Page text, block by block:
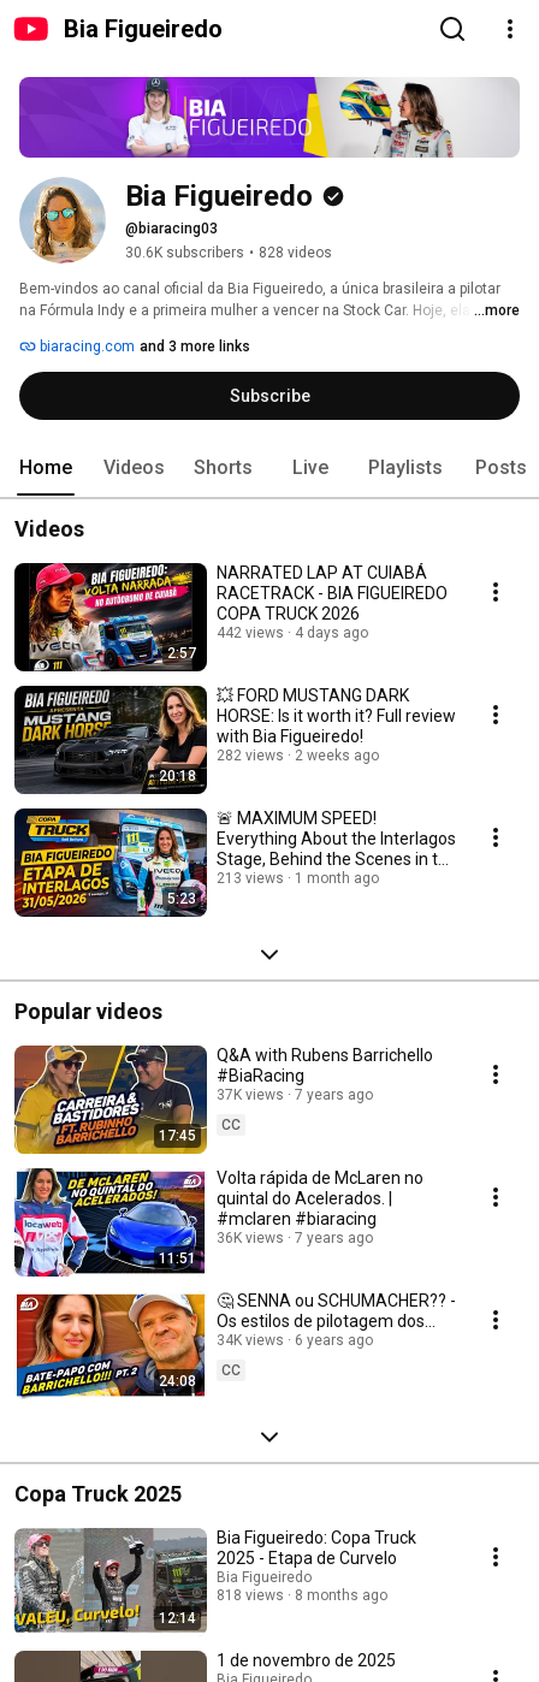
Bia Figueiredo
Bia Figueiredo
@biaracing03
30.6K subscribers • 828 videos
Bem-vindos ao canal oficial da Bia Figueiredo, a única brasileira a pilotar
na Fórmula Indy e a primeira mulher a vencer na Stock Car. Hoje, ela
os bastidores, desafios e curiosidades da sua carreira no automobilismo.
...more
biaracing.com and 3 more links
Subscribe
Home Videos Shorts Live Playlists Posts
Videos
2:57
NARRATED LAP AT CUIABÁ
RACETRACK - BIA FIGUEIREDO
COPA TRUCK 2026
442 views 4 days ago
20:18
💥 FORD MUSTANG DARK
HORSE: Is it worth it? Full review
with Bia Figueiredo!
282 views 2 weeks ago
5:23
🚨 MAXIMUM SPEED!
Everything About the Interlagos
Stage, Behind the Scenes in the
Pits, and Track ...
213 views 1 month ago
Popular videos
17:45
Q&A with Rubens Barrichello
#BiaRacing
37K views
7 years ago
CC
11:51
Volta rápida de McLaren no
quintal do Acelerados. |
#mclaren #biaracing
36K views 7 years ago
24:08
🤔 SENNA ou SCHUMACHER?? -
Os estilos de pilotagem dos
campeões da F1 | ft. Rubinho
Barrichello | Pt2
34K views
6 years ago
CC
Copa Truck 2025
12:14
Bia Figueiredo: Copa Truck
2025 - Etapa de Curvelo
Bia Figueiredo
818 views
8 months ago
1 de novembro de 2025